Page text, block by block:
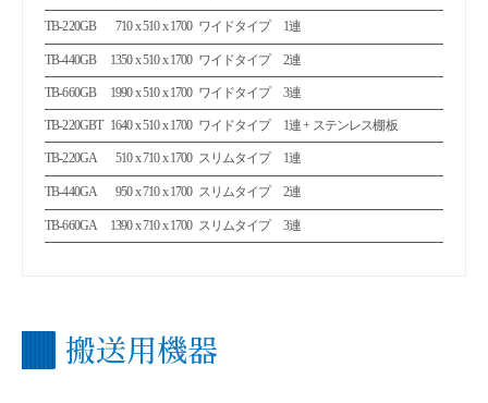
TB-220GB 0710 x 510 x 1700 ワイドタイプ 1連
TB-440GB 1350 x 510 x 1700 ワイドタイプ 2連
TB-660GB 1990 x 510 x 1700 ワイドタイプ 3連
TB-220GBT 1640 x 510 x 1700 ワイドタイプ 1連 + ステンレス棚板
TB-220GA 0510 x 710 x 1700 スリムタイプ 1連
TB-440GA 0950 x 710 x 1700 スリムタイプ 2連
TB-660GA 1390 x 710 x 1700 スリムタイプ 3連
搬送用機器